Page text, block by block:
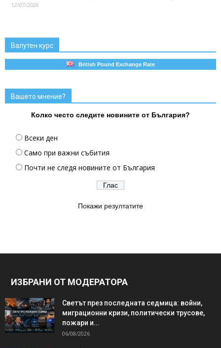
12/07/2026
Валутен курс
British Pound Exchange Rate
Вашето мнение?
Колко често следите новините от България?
Всеки ден
Само при важни събития
Почти не следя новините от България
Покажи резултатите
ИЗБРАНИ ОТ МОДЕРАТОРА
Светът през последната седмица: войни,
миграционни кризи, политически трусове,
пожари и...
06/08/2026